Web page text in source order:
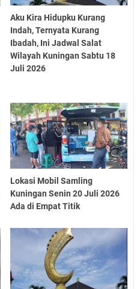
Aku Kira Hidupku Kurang
Indah, Ternyata Kurang
Ibadah, Ini Jadwal Salat
Wilayah Kuningan Sabtu 18
Juli 2026
Lokasi Mobil Samling
Kuningan Senin 20 Juli 2026
Ada di Empat Titik